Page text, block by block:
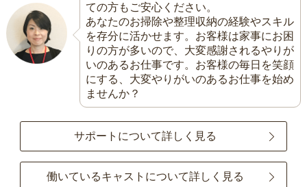
ての方もご安心ください。
あなたのお掃除や整理収納の経験やスキル
を存分に活かせます。お客様は家事にお困
りの方が多いので、大変感謝されるやりが
いのあるお仕事です。お客様の毎日を笑顔
にする、大変やりがいのあるお仕事を始め
ませんか？
サポートについて詳しく見る
働いているキャストについて詳しく見る